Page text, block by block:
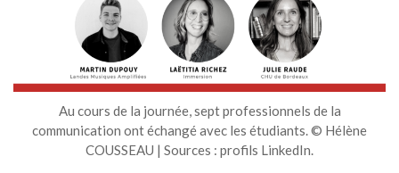
Au cours de la journée, sept professionnels de la
communication ont échangé avec les étudiants. © Hélène
COUSSEAU | Sources : profils LinkedIn.